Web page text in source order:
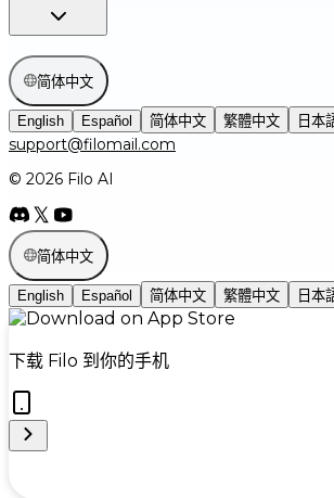
简体中文
English Español 简体中文 繁體中文 日本
support@filomail.com
© 2026 Filo AI
简体中文
English Español 简体中文 繁體中文 日本
下载 Filo 到你的手机